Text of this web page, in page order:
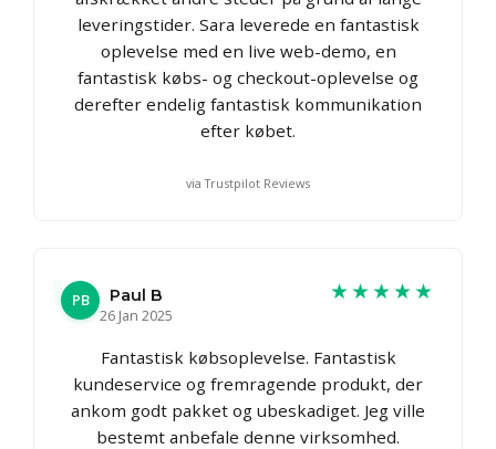
leveringstider. Sara leverede en fantastisk
oplevelse med en live web-demo, en
fantastisk købs- og checkout-oplevelse og
derefter endelig fantastisk kommunikation
efter købet.
via Trustpilot Reviews
PB
Paul B
26 Jan 2025
★★★★★
Fantastisk købsoplevelse. Fantastisk
kundeservice og fremragende produkt, der
ankom godt pakket og ubeskadiget. Jeg ville
bestemt anbefale denne virksomhed.